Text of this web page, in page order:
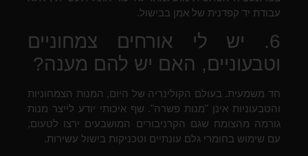
עבודת יד קפדנית של אמן בבישול.
6. יש לי אורחים צמחוניים
וטבעוניים, האם יש להם מענה?
חד משמעית. בעולם הקולינריה של היום, המנות הצמחוניות
והטבעוניות אינן "מנות פשרה". שף איכותי יודע לייצר מנות
גורמה מהצומח שגם הקרניבורים המושבעים ירצו לטעום,
עם שימוש בחומרי גלם עונתיים וטכניקות בישול עשירות.